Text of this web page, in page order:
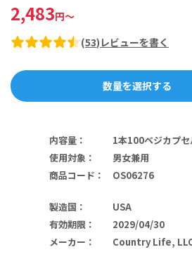
2,483円～
(53) レビューを書く
数量を選択する
内容量 ：
1本100ベジカプセ
使用対象 ：
男女兼用
商品コード ： OS06276
製造国 ：
USA
有効期限 ：
2029/04/30
メーカー ： Country Life,